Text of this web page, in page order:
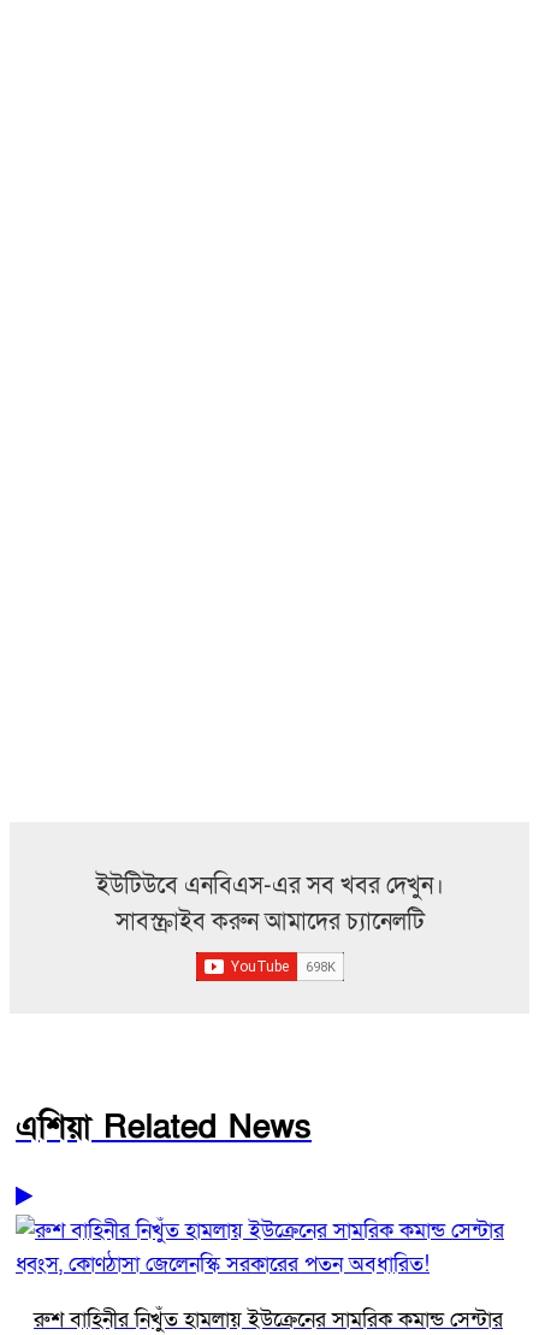
ইউটিউবে এনবিএস-এর সব খবর দেখুন।
সাবস্ক্রাইব করুন আমাদের চ্যানেলটি
এশিয়া Related News
রুশ বাহিনীর নিখুঁত হামলায় ইউক্রেনের সামরিক কমান্ড সেন্টার